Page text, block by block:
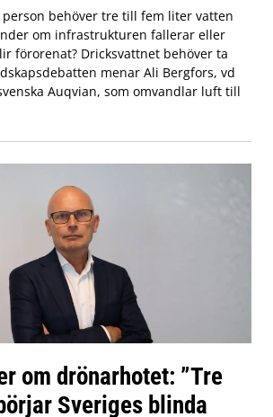
person behöver tre till fem liter vatten
om infrastrukturen fallerar eller
förorenat? Dricksvattnet behöver ta
menar Ali Bergfors, vd
Auqvian, som omvandlar luft till
om drönarhotet: ”Tre
Sveriges blinda